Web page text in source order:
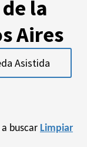
la
Aires
Asistida
buscar Limpiar